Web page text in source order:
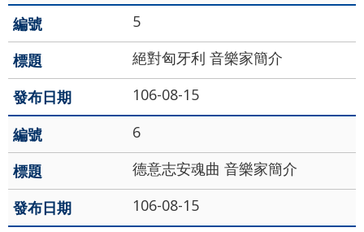
English
陳
情
系
統
台北通
TaipeiPASS
雙
5
絕對匈牙利 音樂家簡介
106-08-15
6
德意志安魂曲 音樂家簡介
106-08-15